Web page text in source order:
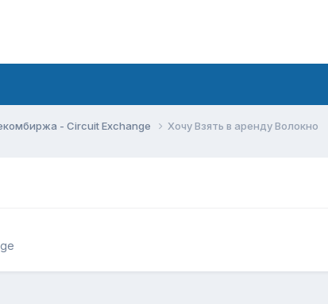
- Circuit Exchange Хочу Взять в аренду Волокно